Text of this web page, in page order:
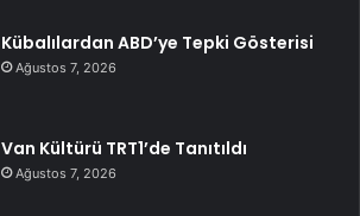
Kübalılardan ABD’ye Tepki Gösterisi
Ağustos 7, 2026
Van Kültürü TRT1’de Tanıtıldı
Ağustos 7, 2026